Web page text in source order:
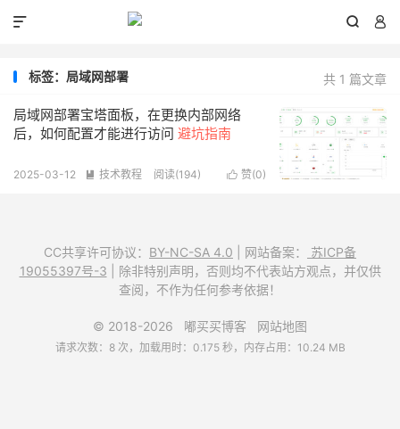
 

共 1 篇文章
标签：局域网部署
局域网部署宝塔面板，在更换内部网络
后，如何配置才能进行访问 避坑指南
 赞(0)
2025-03-12  技术教程 阅读(194)
CC共享许可协议： BY-NC-SA 4.0 | 网站备案：
苏ICP备
19055397号-3 | 除非特别声明，否则均不代表站方观点，并仅供
查阅，不作为任何参考依据！
© 2018-2026 嘟买买博客 网站地图
请求次数：8 次，加载用时：0.175 秒，内存占用：10.24 MB